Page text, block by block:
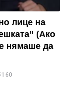
лице на
(Ако
нямаше да